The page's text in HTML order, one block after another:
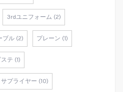
3rdユニフォーム (2)
ブル (2) プレーン (1)
テ (1)
サプライヤー (10)